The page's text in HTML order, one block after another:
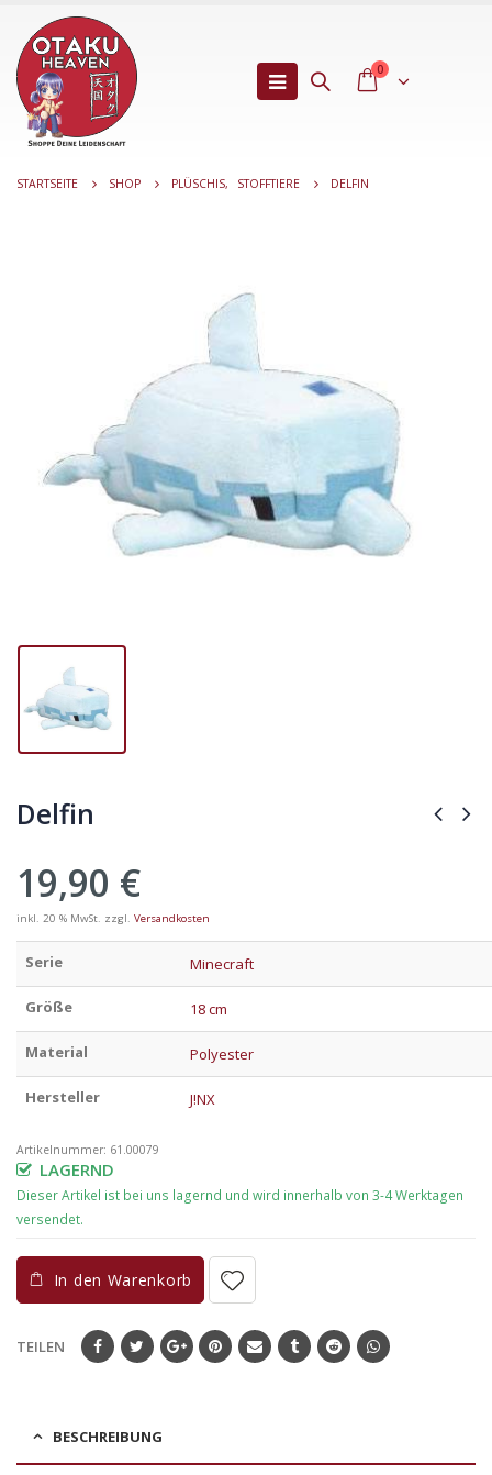
0
STARTSEITE SHOP PLÜSCHIS, STOFFTIERE DELFIN
Delfin
19,90 €
inkl. 20 % MwSt. zzgl. Versandkosten
Serie Minecraft
Größe 18 cm
Material Polyester
Hersteller J!NX
Artikelnummer: 61.00079
LAGERND
In den Warenkorb
TEILEN
BESCHREIBUNG